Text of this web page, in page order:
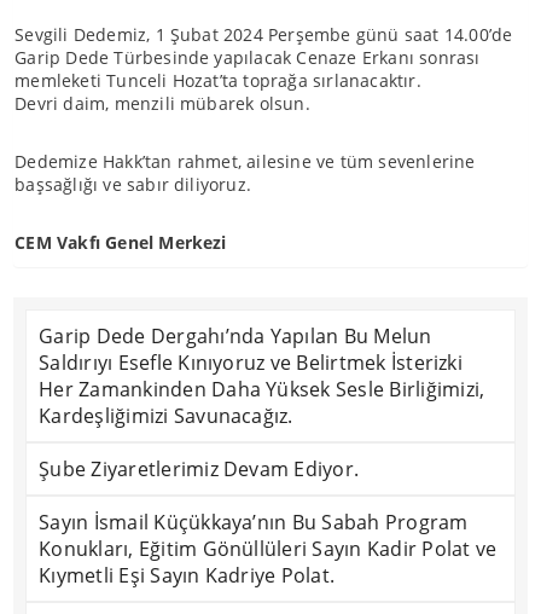
Sevgili Dedemiz, 1 Şubat 2024 Perşembe günü saat 14.00’de
Garip Dede Türbesinde yapılacak Cenaze Erkanı sonrası
memleketi Tunceli Hozat’ta toprağa sırlanacaktır.
Devri daim, menzili mübarek olsun.
Dedemize Hakk’tan rahmet, ailesine ve tüm sevenlerine
başsağlığı ve sabır diliyoruz.
CEM Vakfı Genel Merkezi
Garip Dede Dergahı’nda Yapılan Bu Melun
Saldırıyı Esefle Kınıyoruz ve Belirtmek İsterizki
Her Zamankinden Daha Yüksek Sesle Birliğimizi,
Kardeşliğimizi Savunacağız.
Şube Ziyaretlerimiz Devam Ediyor.
Sayın İsmail Küçükkaya’nın Bu Sabah Program
Konukları, Eğitim Gönüllüleri Sayın Kadir Polat ve
Kıymetli Eşi Sayın Kadriye Polat.